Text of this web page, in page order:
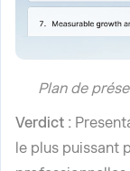
Plan de
Verdict :
le plus puissant